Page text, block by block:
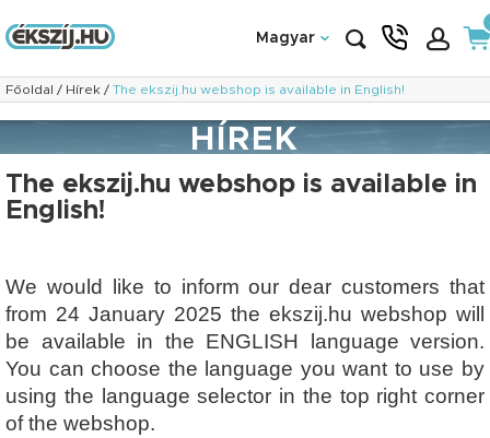
Magyar
Főoldal / Hírek / The ekszij.hu webshop is available in English!
HÍREK
The ekszij.hu webshop is available in
English!
We would like to inform our dear customers that
from 24 January 2025 the ekszij.hu webshop will
be available in the ENGLISH language version.
You can choose the language you want to use by
using the language selector in the top right corner
of the webshop.